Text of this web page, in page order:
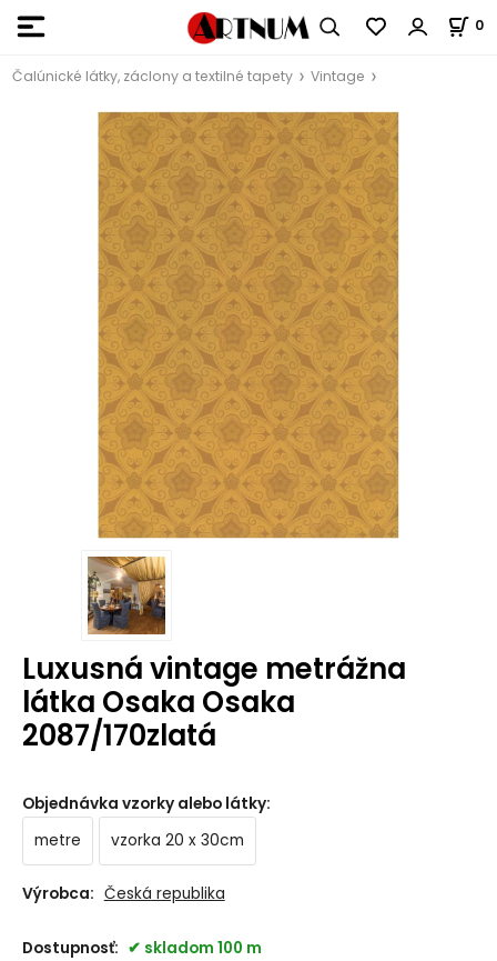
0
Čalúnické látky, záclony a textilné tapety Vintage
Luxusná vintage metrážna
látka Osaka Osaka
2087/170zlatá
Objednávka vzorky alebo látky:
metre
vzorka 20 x 30cm
Výrobca: Česká republika
Dostupnosť: skladom 100 m